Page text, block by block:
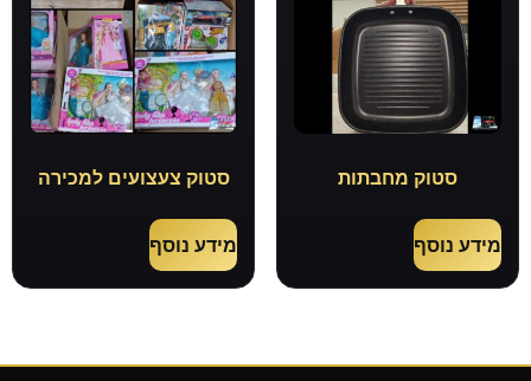
סטוק מחבתות
מידע נוסף
סטוק צעצועים למכירה
מידע נוסף